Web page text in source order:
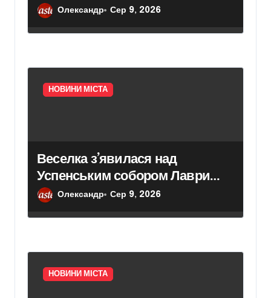
Олександр Сер 9, 2026
НОВИНИ МІСТА
Веселка з’явилася над
Успенським собором Лаври
після атаки дрона
Олександр Сер 9, 2026
НОВИНИ МІСТА